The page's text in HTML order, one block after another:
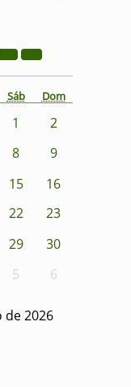
Sáb Dom
1
2
8
9
15
16
22
23
29
30
5 6
de 2026